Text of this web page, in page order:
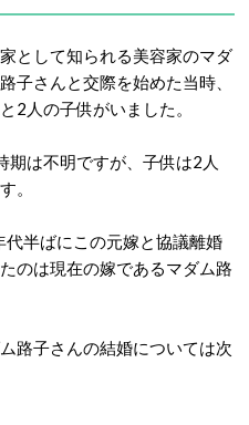
として知られる美容家のマダ
子さんと交際を始めた当時、
2人の子供がいました。
期は不明ですが、子供は2人
。
半ばにこの元嫁と協議離婚
のは現在の嫁であるマダム路
路子さんの結婚については次